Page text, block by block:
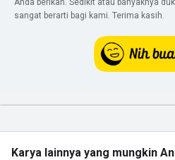
Anda berikan. Sedikit atau banyaknya
sangat berarti bagi kami. Terima kasih.
Karya lainnya yang mungkin